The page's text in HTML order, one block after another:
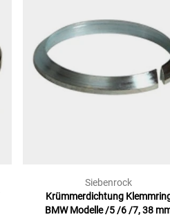
Siebenrock
Krümmerdichtung
BMW Modelle /5 /6 /7, 38